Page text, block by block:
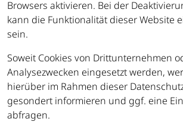
Browsers aktivieren. Bei der
kann die Funktionalität dieser Website
sein.
Soweit Cookies von Drittunternehmen
Analysezwecken eingesetzt werden,
hierüber im Rahmen dieser
gesondert informieren und ggf. eine
abfragen.